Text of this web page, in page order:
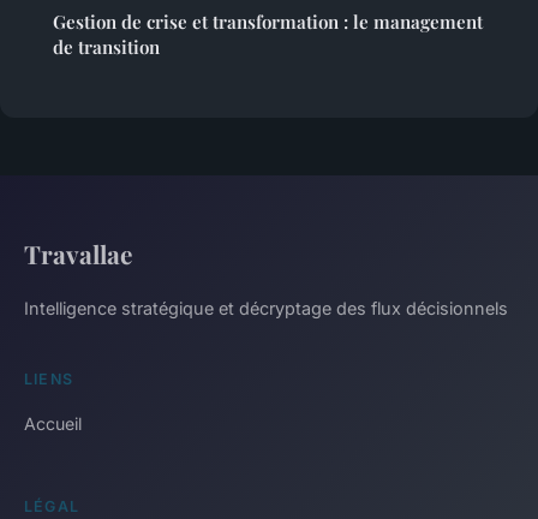
Gestion de crise et transformation : le management
de transition
Travallae
Intelligence stratégique et décryptage des flux décisionnels
LIENS
Accueil
LÉGAL